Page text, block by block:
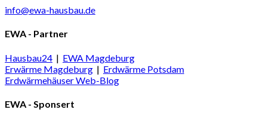
info@ewa-hausbau.de
EWA - Partner
Hausbau24 | EWA Magdeburg
Erwärme Magdeburg | Erdwärme Potsdam
Erdwärmehäuser Web-Blog
EWA - Sponsert